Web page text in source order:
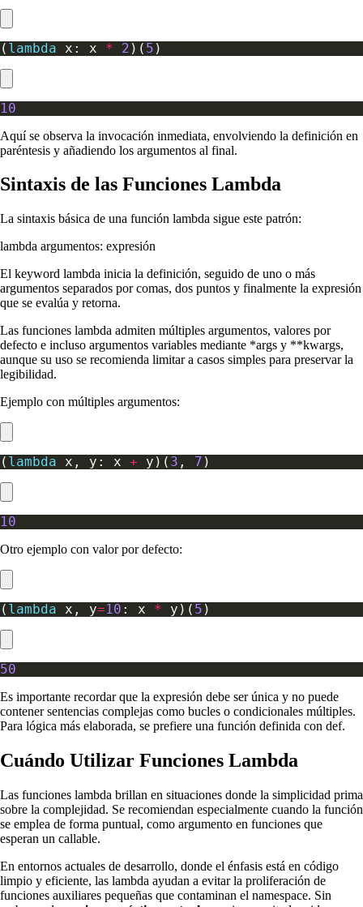
( lambda x: x * 2 )( 5
10
Aquí se observa la invocación inmediata, envolviendo la definición en
paréntesis y añadiendo los argumentos al final.
Sintaxis de las Funciones Lambda
La sintaxis básica de una función lambda sigue este patrón:
lambda argumentos: expresión
El keyword lambda inicia la definición, seguido de uno o más
argumentos separados por comas, dos puntos y finalmente la expresión
que se evalúa y retorna.
Las funciones lambda admiten múltiples argumentos, valores por
defecto e incluso argumentos variables mediante *args y **kwargs,
aunque su uso se recomienda limitar a casos simples para preservar la
legibilidad.
Ejemplo con múltiples argumentos:
( lambda x, y: x + y)( 3 , 7
10
Otro ejemplo con valor por defecto:
( lambda x, y=10 : x * y)( 5
50
Es importante recordar que la expresión debe ser única y no puede
contener sentencias complejas como bucles o condicionales múltiples.
Para lógica más elaborada, se prefiere una función definida con def.
Cuándo Utilizar Funciones Lambda
Las funciones lambda brillan en situaciones donde la simplicidad prima
sobre la complejidad. Se recomiendan especialmente cuando la función
se emplea de forma puntual, como argumento en funciones que
esperan un callable.
En entornos actuales de desarrollo, donde el énfasis está en código
limpio y eficiente, las lambda ayudan a evitar la proliferación de
funciones auxiliares pequeñas que contaminan el namespace. Sin